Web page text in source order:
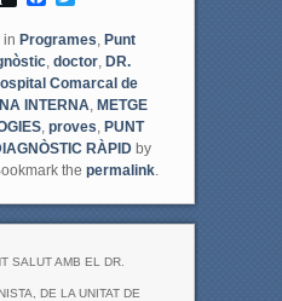
c
e
b
o
o
k
i
t
t
e
r
in Programes Punt
, doctor, DR.
Comarcal de
INTERNA METGE
, proves PUNT
RÀPIDby
the permalink.
SALUT AMB EL DR.
DE LA UNITAT DE